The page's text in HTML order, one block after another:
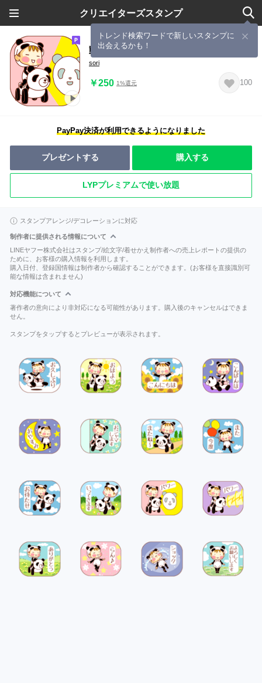
クリエイターズスタンプ
トレンド検索ワードで新しいスタンプに
出会えるかも！
動くぽてちびちゃん（パンダ）
sori
￥250 1%還元 100
PayPay決済が利用できるようになりました
プレゼントする 購入する
LYPプレミアムで使い放題
スタンプアレンジ/デコレーションに対応
制作者に提供される情報について
LINEヤフー株式会社はスタンプ/絵文字/着せかえ制作者への売上レポートの提供の
ために、お客様の購入情報を利用します。
購入日付、登録国情報は制作者から確認することができます。(お客様を直接識別可
能な情報は含まれません)
対応機能について
著作者の意向により非対応になる可能性があります。購入後のキャンセルはできま
せん。
スタンプをタップするとプレビューが表示されます。